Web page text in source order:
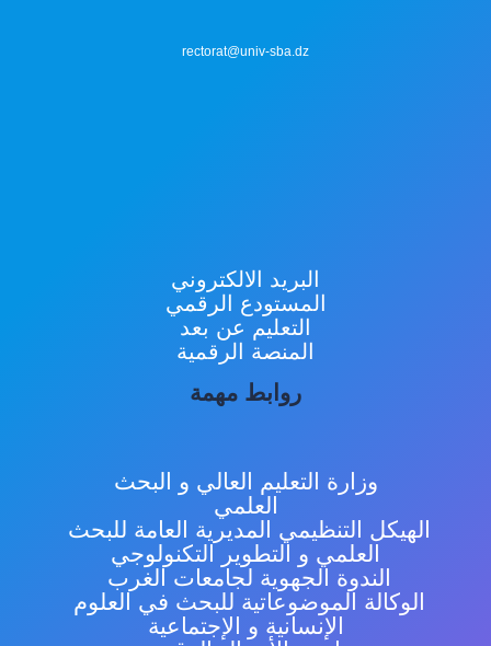
rectorat@univ-sba.dz
البريد الالكتروني
المستودع الرقمي
التعليم عن بعد
المنصة الرقمية
روابط مهمة
وزارة التعليم العالي و البحث
العلمي
العلمي و التطوير التكنولوجي
الندوة الجهوية لجامعات الغرب
الإنسانية و الإجتماعية